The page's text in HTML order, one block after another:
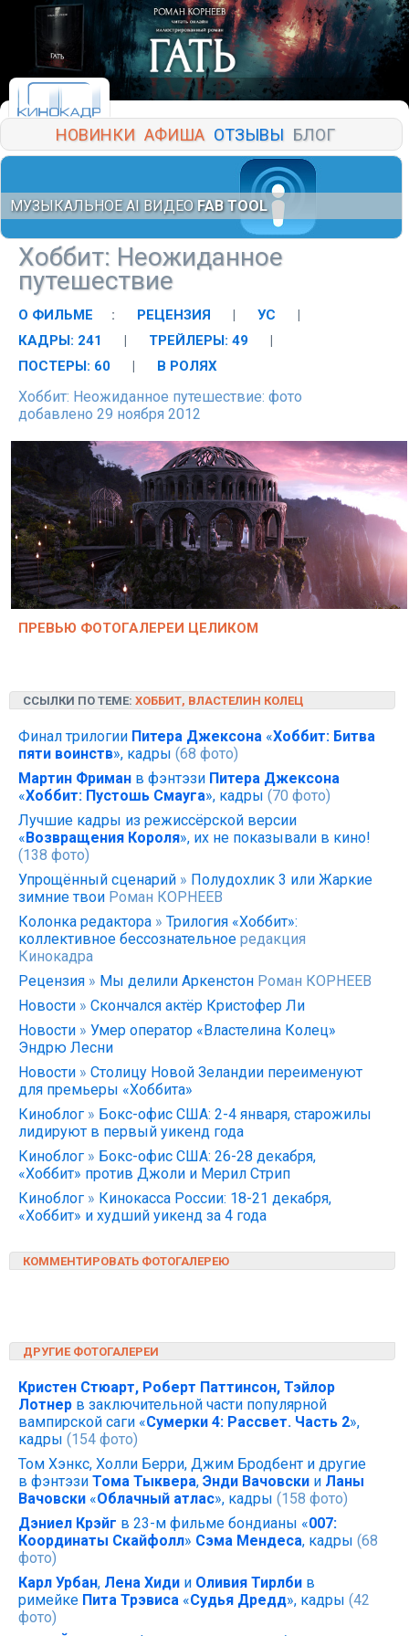
НОВИНКИ АФИША ОТЗЫВЫ БЛОГ
МУЗЫКАЛЬНОЕ AI ВИДЕО FAB TOOL
Хоббит: Неожиданное
путешествие
О ФИЛЬМЕ : РЕЦЕНЗИЯ | УС
|
КАДРЫ: 241
| ТРЕЙЛЕРЫ: 49
|
ПОСТЕРЫ: 60
| В РОЛЯХ
Хоббит: Неожиданное путешествие: фото
добавлено 29 ноября 2012
ПРЕВЬЮ ФОТОГАЛЕРЕИ ЦЕЛИКОМ
ССЫЛКИ ПО ТЕМЕ: ХОББИТ, ВЛАСТЕЛИН КОЛЕЦ
Финал трилогии Питера Джексона «Хоббит: Битва
пяти воинств», кадры (68 фото)
Мартин Фриман в фэнтэзи Питера Джексона
«Хоббит: Пустошь Смауга», кадры (70 фото)
Лучшие кадры из режиссёрской версии
«Возвращения Короля», их не показывали в кино!
(138 фото)
Упрощённый сценарий » Полудохлик 3 или Жаркие
зимние твои Роман КОРНЕЕВ
Колонка редактора » Трилогия «Хоббит»:
коллективное бессознательное редакция
Кинокадра
Рецензия » Мы делили Аркенстон Роман КОРНЕЕВ
Новости » Скончался актёр Кристофер Ли
Новости » Умер оператор «Властелина Колец»
Эндрю Лесни
Новости » Столицу Новой Зеландии переименуют
для премьеры «Хоббита»
Киноблог » Бокс-офис США: 2-4 января, старожилы
лидируют в первый уикенд года
Киноблог » Бокс-офис США: 26-28 декабря,
«Хоббит» против Джоли и Мерил Стрип
Киноблог » Кинокасса России: 18-21 декабря,
«Хоббит» и худший уикенд за 4 года
КОММЕНТИРОВАТЬ ФОТОГАЛЕРЕЮ
ДРУГИЕ ФОТОГАЛЕРЕИ
Кристен Стюарт, Роберт Паттинсон, Тэйлор
Лотнер в заключительной части популярной
вампирской саги «Сумерки 4: Рассвет. Часть 2»,
кадры (154 фото)
Том Хэнкс, Холли Берри, Джим Бродбент и другие
в фэнтэзи Тома Тыквера, Энди Вачовски и Ланы
Вачовски «Облачный атлас», кадры (158 фото)
Дэниел Крэйг в 23-м фильме бондианы «007:
Координаты Скайфолл» Сэма Мендеса, кадры (68
фото)
Карл Урбан, Лена Хиди и Оливия Тирлби в
римейке Пита Трэвиса «Судья Дредд», кадры (42
фото)